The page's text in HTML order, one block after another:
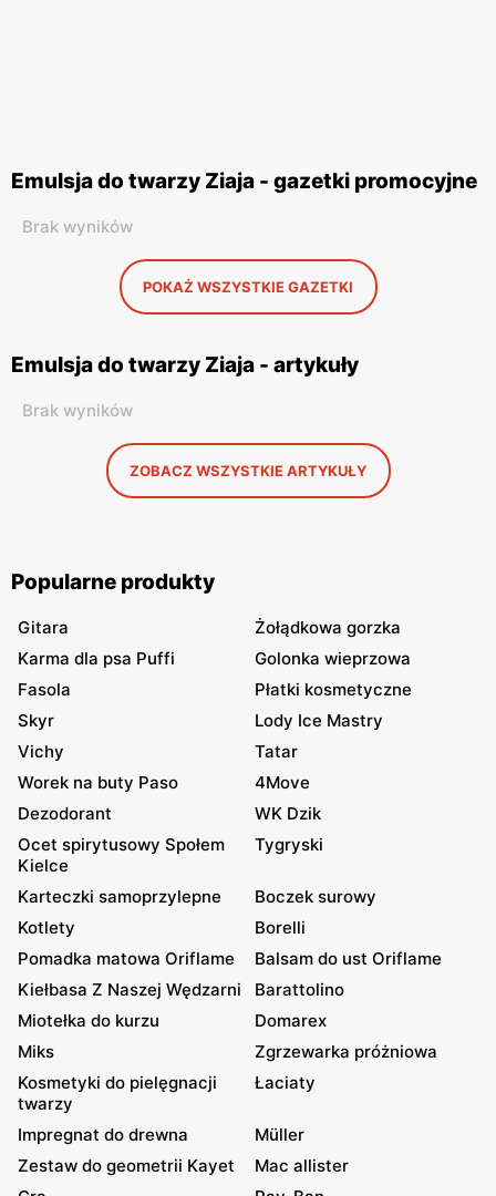
Emulsja do twarzy Ziaja - gazetki promocyjne
Brak wyników
POKAŻ WSZYSTKIE GAZETKI
Emulsja do twarzy Ziaja - artykuły
Brak wyników
ZOBACZ WSZYSTKIE ARTYKUŁY
Popularne produkty
Gitara
Żołądkowa gorzka
Karma dla psa Puffi
Golonka wieprzowa
Fasola
Płatki kosmetyczne
Skyr
Lody Ice Mastry
Vichy
Tatar
Worek na buty Paso
4Move
Dezodorant
WK Dzik
Ocet spirytusowy Społem
Kielce
Tygryski
Karteczki samoprzylepne
Boczek surowy
Kotlety
Borelli
Pomadka matowa Oriflame
Balsam do ust Oriflame
Kiełbasa Z Naszej Wędzarni
Barattolino
Miotełka do kurzu
Domarex
Miks
Zgrzewarka próżniowa
Kosmetyki do pielęgnacji
twarzy
Łaciaty
Impregnat do drewna
Müller
Zestaw do geometrii Kayet
Mac allister